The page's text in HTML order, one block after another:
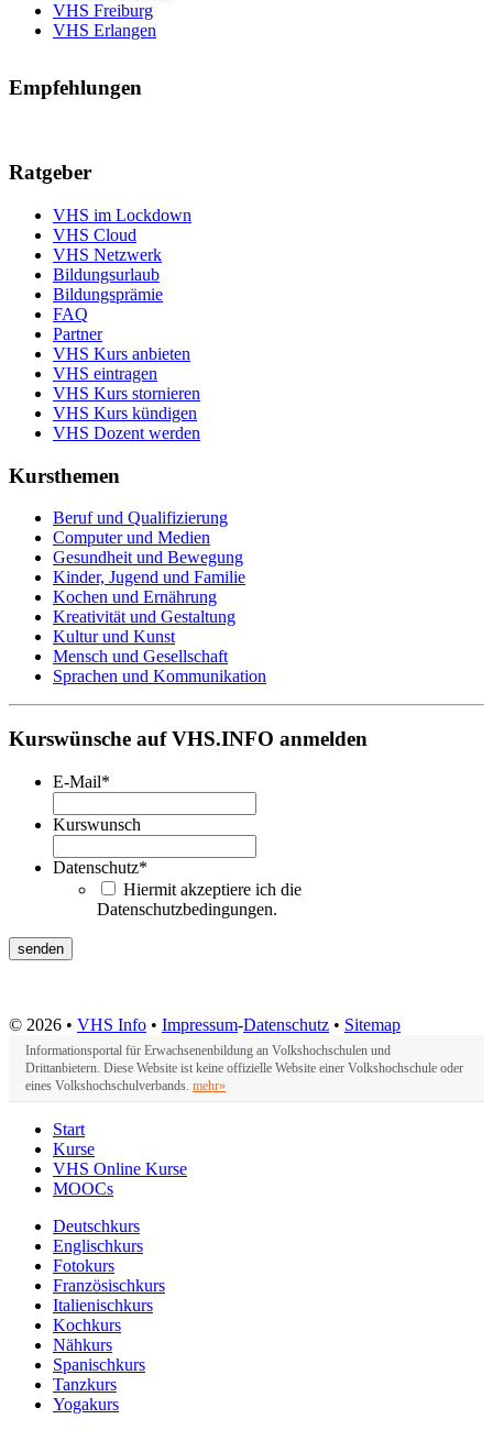
VHS Freiburg
VHS Erlangen
Empfehlungen
Ratgeber
VHS im Lockdown
VHS Cloud
VHS Netzwerk
Bildungsurlaub
Bildungsprämie
FAQ
Partner
VHS Kurs anbieten
VHS eintragen
VHS Kurs stornieren
VHS Kurs kündigen
VHS Dozent werden
Kursthemen
Beruf und Qualifizierung
Computer und Medien
Gesundheit und Bewegung
Kinder, Jugend und Familie
Kochen und Ernährung
Kreativität und Gestaltung
Kultur und Kunst
Mensch und Gesellschaft
Sprachen und Kommunikation
Kurswünsche auf VHS.INFO anmelden
E-Mail*
Kurswunsch
Datenschutz*
Hiermit akzeptiere ich die
Datenschutzbedingungen.
© 2026 • VHS Info • Impressum-Datenschutz • Sitemap
Informationsportal für Erwachsenenbildung an Volkshochschulen und
Drittanbietern. Diese Website ist keine offizielle Website einer Volkshochschule oder
eines Volkshochschulverbands. mehr»
Start
Kurse
VHS Online Kurse
MOOCs
Deutschkurs
Englischkurs
Fotokurs
Französischkurs
Italienischkurs
Kochkurs
Nähkurs
Spanischkurs
Tanzkurs
Yogakurs